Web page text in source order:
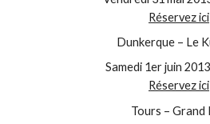
Réservez ici
Dunkerque – Le
Samedi 1er juin
Réservez ici
Tours – Grand